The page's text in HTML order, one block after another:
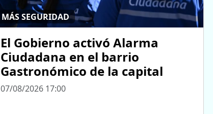
MÁS SEGURIDAD
El Gobierno activó Alarma
Ciudadana en el barrio
Gastronómico de la capital
07/08/2026 17:00